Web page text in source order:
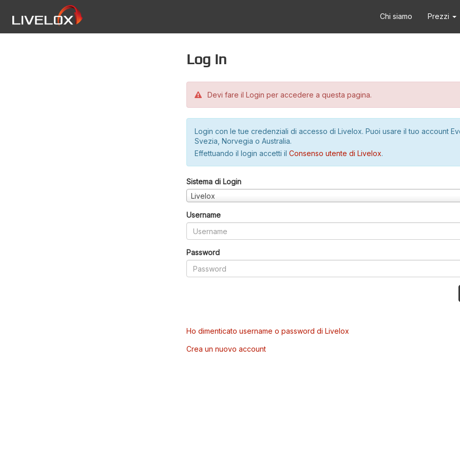
Chi siamo Prezzi
Log in
Devi fare il Login per accedere a questa pagina.
Login con le tue credenziali di accesso di Livelox. Puoi usare il tuo account
Svezia, Norvegia o Australia.
Effettuando il login accetti il Consenso utente di Livelox.
Sistema di Login
Livelox
Username
Password
Ho dimenticato username o password di Livelox
Crea un nuovo account